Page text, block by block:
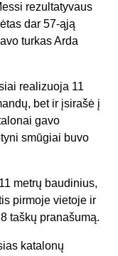
rezultatyvaus
dar 57-ąją
turkas Arda
realizuoja 11
bet ir įsirašė į
gavo
smūgiai buvo
metrų baudinius,
pirmoje vietoje ir
taškų pranašumą.
katalonų